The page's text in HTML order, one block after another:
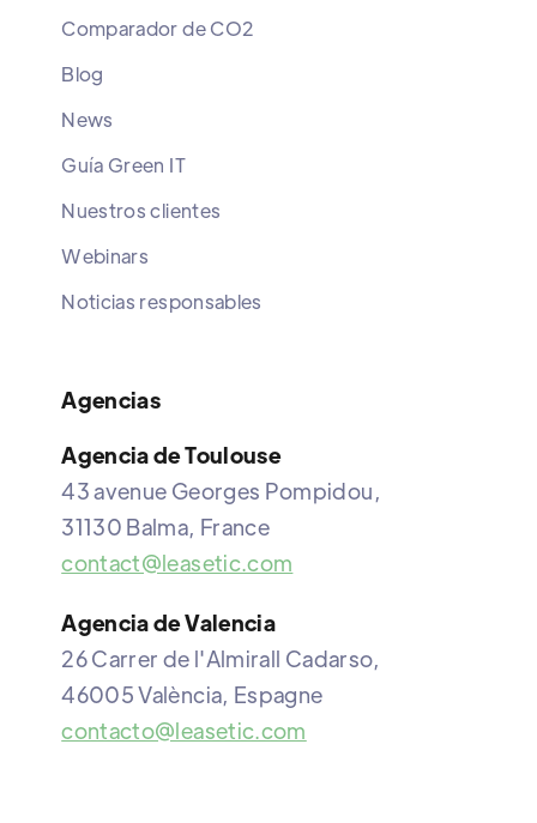
Comparador de CO2
Blog
News
Guía Green IT
Nuestros clientes
Webinars
Noticias responsables
Agencias
Agencia de Toulouse
43 avenue Georges Pompidou,
31130 Balma, France
contact@leasetic.com
Agencia de Valencia
26 Carrer de l'Almirall Cadarso,
46005 València, Espagne
contacto@leasetic.com